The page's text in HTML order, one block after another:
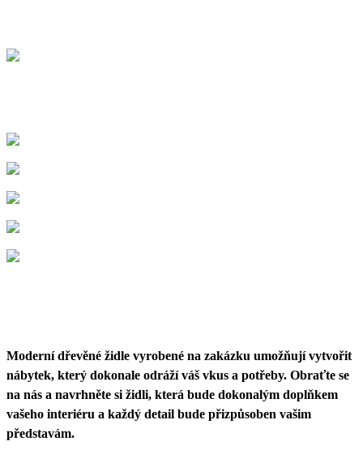
Moderní dřevěné židle vyrobené na zakázku umožňují vytvořit
nábytek, který dokonale odráží váš vkus a potřeby. Obraťte se
na nás a navrhněte si židli, která bude dokonalým doplňkem
vašeho interiéru a každý detail bude přizpůsoben vašim
představám.